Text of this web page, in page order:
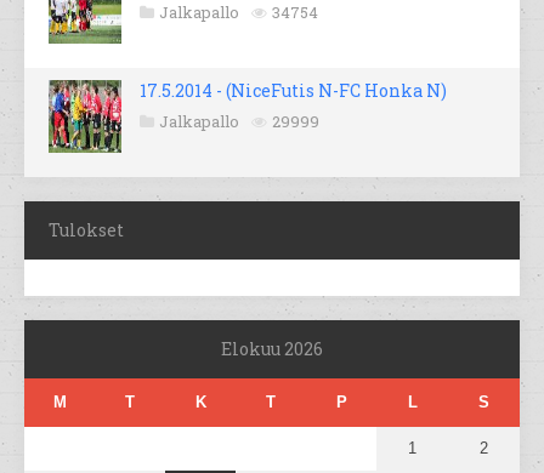
Jalkapallo 34754
17.5.2014 - (NiceFutis N-FC Honka N)
Jalkapallo 29999
Tulokset
Elokuu 2026
M T K T P L S
1 2